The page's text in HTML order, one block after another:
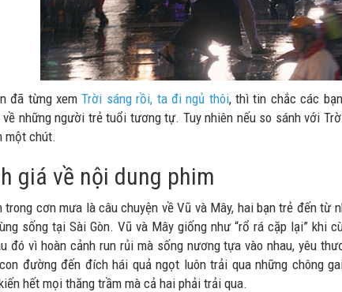
đã từng xemTrời sáng rồi, ta đi ngủ thôi, thì tin chắc các
về những người trẻ tuổi tương tự. Tuy nhiên nếu so sánh với
một chút.
giá về nội dung phim
trong cơn mưa là câu chuyện về Vũ và Mây, hai bạn trẻ đến từ
sống tại Sài Gòn. Vũ và Mây giống như “rổ rá cặp lại” khi
đó vì hoàn cảnh run rủi mà sống nương tựa vào nhau, yêu
đường đến đích hái quả ngọt luôn trải qua những chông
hết mọi thăng trầm mà cả hai phải trải qua.